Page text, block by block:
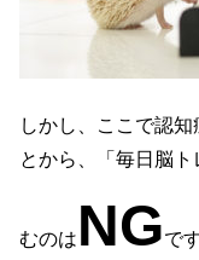
しかし、ここで認
とから、「毎日脳
むのは NGで